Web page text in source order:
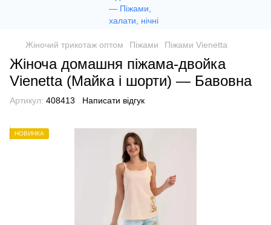
Жіночий трикотаж оптом Піжами Піжами Vienetta
Жіноча домашня піжама-двойка
Vienetta (Майка і шорти) — Бавовна
Артикул: 408413 Написати відгук
НОВИНКА